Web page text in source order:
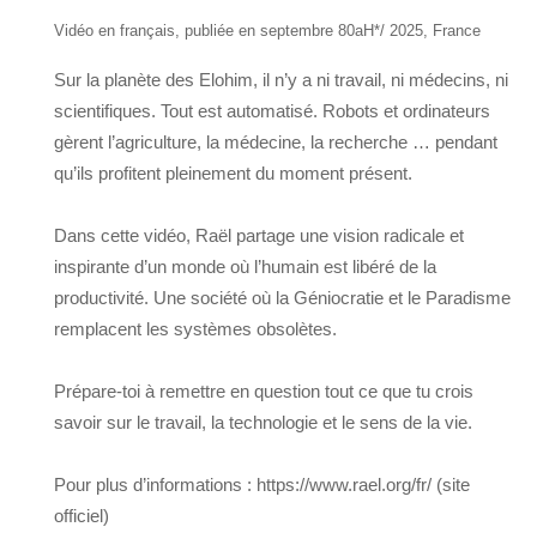
Vidéo en français, publiée en septembre 80aH*/ 2025, France
Sur la planète des Elohim, il n’y a ni travail, ni médecins, ni
scientifiques. Tout est automatisé. Robots et ordinateurs
gèrent l’agriculture, la médecine, la recherche … pendant
qu’ils profitent pleinement du moment présent.
Dans cette vidéo, Raël partage une vision radicale et
inspirante d’un monde où l’humain est libéré de la
productivité. Une société où la Géniocratie et le Paradisme
remplacent les systèmes obsolètes.
Prépare-toi à remettre en question tout ce que tu crois
savoir sur le travail, la technologie et le sens de la vie.
Pour plus d’informations : https://www.rael.org/fr/ (site
officiel)